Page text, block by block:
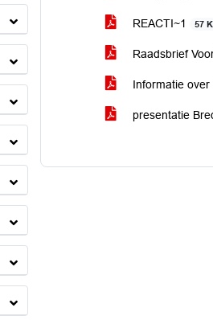
REACTI~1 57
Raadsbrief
Informatie over
presentatie